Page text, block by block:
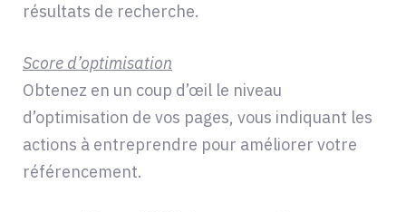
résultats de recherche.
Score d’optimisation
Obtenez en un coup d’œil le niveau
d’optimisation de vos pages, vous indiquant les
actions à entreprendre pour améliorer votre
référencement.